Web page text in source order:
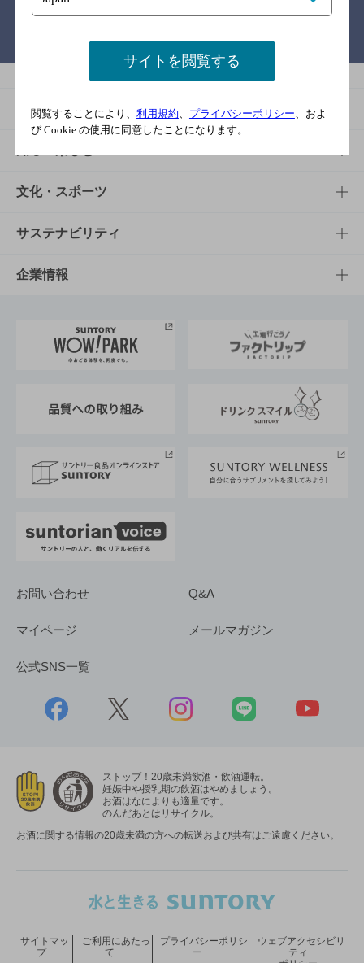
商品
商品一覧
商品発売情報
栄養成分一覧
知る・楽しむTOP
キャンペーン
工場見学
地域情報
文化・スポーツ
文化・スポーツTOP
サントリーホール
サントリーサンバーズ大阪
サステナビリティ
サステナビリティTOP
サントリーが考えるサステナビリティ経営
企業情報
企業概要
採用情報
お問い合わせ Q&A
マイページ メールマガジン
公式SNS一覧
ストップ！20歳未満飲酒・飲酒運転。
妊娠中や授乳期の飲酒はやめましょう。
お酒はなによりも適量です。
のんだあとはリサイクル。
お酒に関する情報の20歳未満の方への転送および共有はご遠慮ください。
サイトマッ
プ
ご利用にあたっ
て
プライバシーポリシ
ー
ウェブアクセシビリ
ティ
サイトを閲覧する
閲覧することにより、 利用規約、 プライバシーポリシー、およ
び Cookie の使用に同意したことになります。